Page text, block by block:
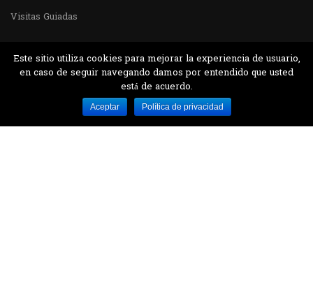
Visitas Guiadas
Desarrollado por MJTEC.
Este sitio utiliza cookies para mejorar la experiencia de usuario,
en caso de seguir navegando damos por entendido que usted
está de acuerdo.
Aceptar Política de privacidad